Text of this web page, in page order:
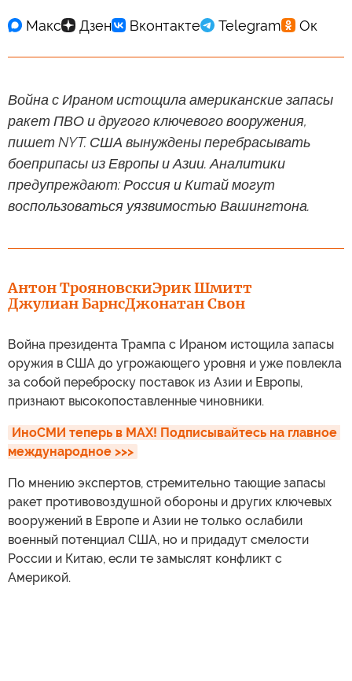
Война с Ираном истощила американские запасы
ракет ПВО и другого ключевого вооружения,
пишет NYT. США вынуждены перебрасывать
боеприпасы из Европы и Азии. Аналитики
предупреждают: Россия и Китай могут
воспользоваться уязвимостью Вашингтона.
Антон ТрояновскиЭрик Шмитт
Джулиан БарнсДжонатан Свон
Война президента Трампа с Ираном истощила запасы
оружия в США до угрожающего уровня и уже повлекла
за собой переброску поставок из Азии и Европы,
признают высокопоставленные чиновники.
ИноСМИ теперь в MAX! Подписывайтесь на главное
международное >>>
По мнению экспертов, стремительно тающие запасы
ракет противовоздушной обороны и других ключевых
вооружений в Европе и Азии не только ослабили
военный потенциал США, но и придадут смелости
России и Китаю, если те замыслят конфликт с
Америкой.